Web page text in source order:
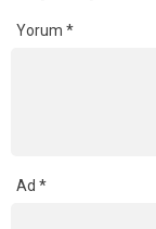
Yorum *
Ad *